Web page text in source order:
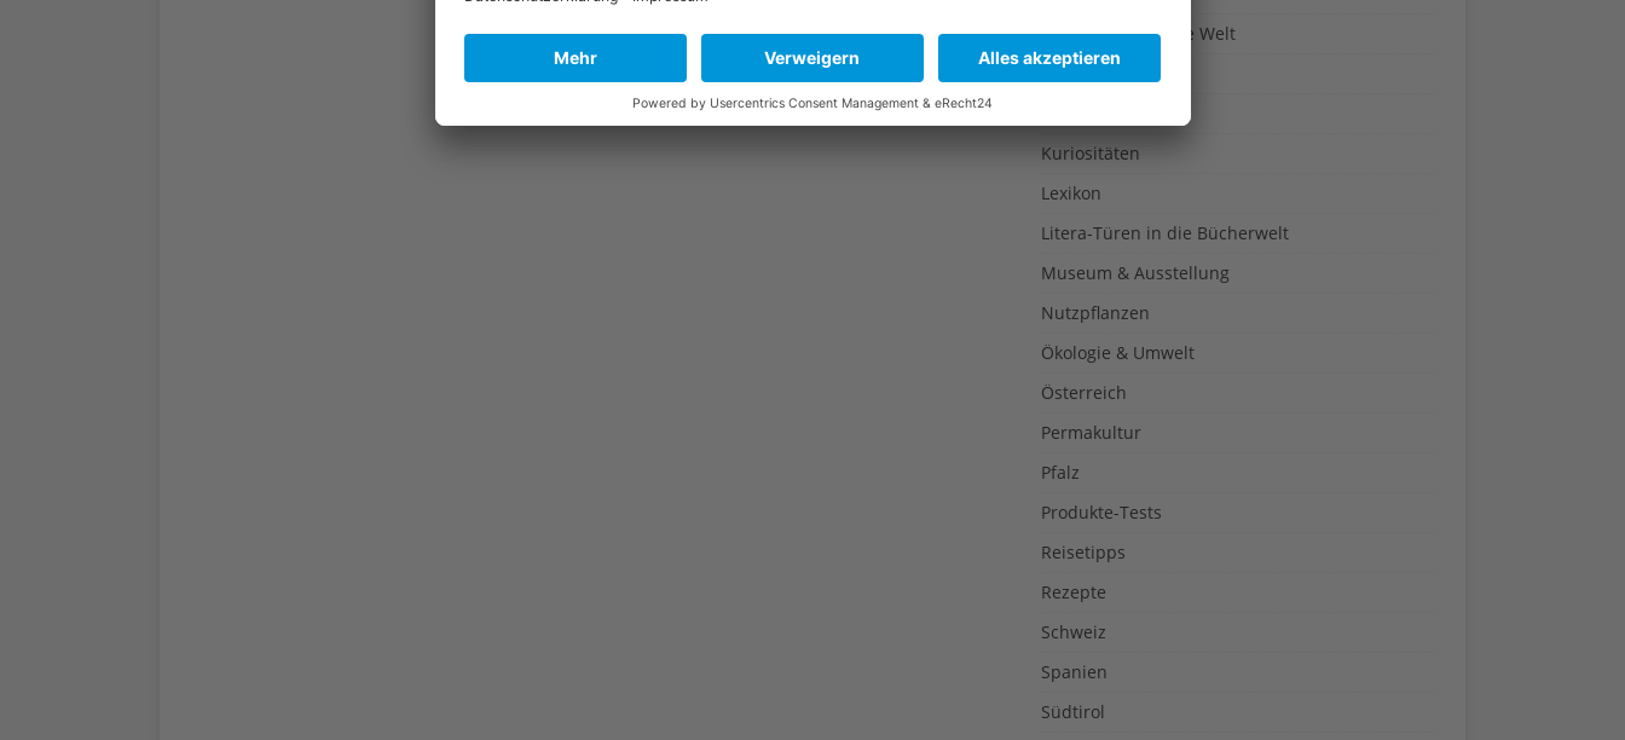
Kulinarisch um die Welt
Kultur
Kuriositäten
Lexikon
Litera-Türen in die Bücherwelt
Museum & Ausstellung
Nutzpflanzen
Ökologie & Umwelt
Österreich
Permakultur
Pfalz
Produkte-Tests
Reisetipps
Rezepte
Schweiz
Spanien
Südtirol